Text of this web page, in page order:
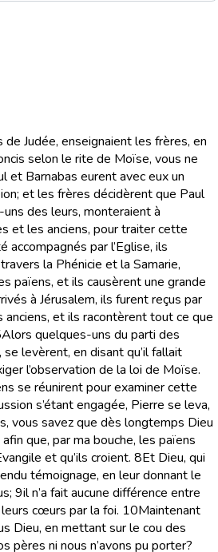
Judée, enseignaient les frères, en
selon le rite de Moïse, vous ne
et Barnabas eurent avec eux un
et les frères décidèrent que Paul
des leurs, monteraient à
et les anciens, pour traiter cette
accompagnés par l’Eglise, ils
la Phénicie et la Samarie,
païens, et ils causèrent une grande
à Jérusalem, ils furent reçus par
anciens, et ils racontèrent tout ce que
Alors quelques-uns du parti des
se levèrent, en disant qu’il fallait
l’observation de la loi de Moïse.
se réunirent pour examiner cette
s’étant engagée, Pierre se leva,
vous savez que dès longtemps Dieu
que, par ma bouche, les païens
et qu’ils croient. 8Et Dieu, qui
témoignage, en leur donnant le
9il n’a fait aucune différence entre
cœurs par la foi. 10Maintenant
Dieu, en mettant sur le cou des
pères ni nous n’avons pu porter?